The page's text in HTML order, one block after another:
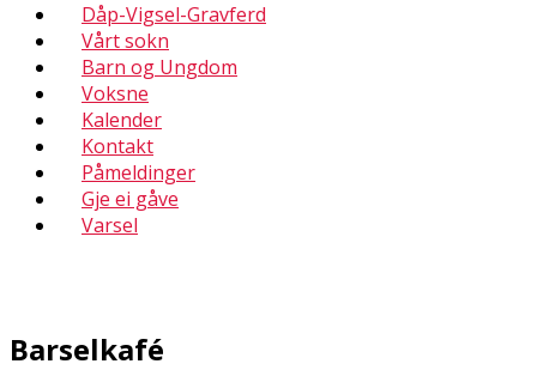
Dåp-Vigsel-Gravferd
Vårt sokn
Barn og Ungdom
Voksne
Kalender
Kontakt
Påmeldinger
Gje ei gåve
Varsel
Barselkafé